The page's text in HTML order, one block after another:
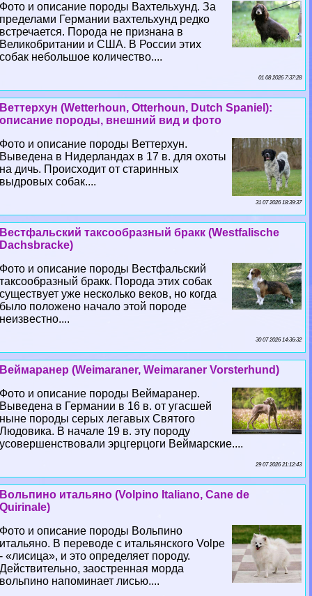
Фото и описание породы Вахтельхунд. За
пределами Германии вахтельхунд редко
встречается. Порода не признана в
Великобритании и США. В России этих
собак небольшое количество....
01 08 2026 7:37:28
Веттерхун (Wetterhoun, Otterhoun, Dutch Spaniel):
описание породы, внешний вид и фото
Фото и описание породы Веттерхун.
Выведена в Нидерландах в 17 в. для охоты
на дичь. Происходит от старинных
выдровых собак....
31 07 2026 18:39:37
Вестфальский таксообразный бpaкк (Westfalische
Dachsbracke)
Фото и описание породы Вестфальский
таксообразный бpaкк. Порода этих собак
существует уже несколько веков, но когда
было положено начало этой породе
неизвестно....
30 07 2026 14:36:32
Веймаранер (Weimaraner, Weimaraner Vorsterhund)
Фото и описание породы Веймаранер.
Выведена в Германии в 16 в. от угасшей
ныне породы серых легавых Святого
Людовика. В начале 19 в. эту породу
усовершенствовали эрцгерцоги Веймарские....
29 07 2026 21:12:43
Вольпино итальяно (Volpino Italiano, Cane de
Quirinale)
Фото и описание породы Вольпино
итальяно. В переводе с итальянского Volpe
- «лисица», и это определяет породу.
Действительно, заостренная морда
вольпино напоминает лисью....